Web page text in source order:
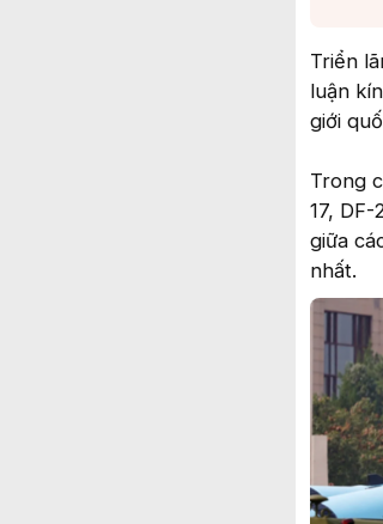
Triển
luận
giới
Trong
17,
giữa
nhất.